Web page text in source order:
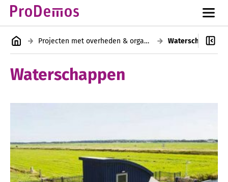
Projecten met overheden & organisaties Waterschappen
Waterschappen